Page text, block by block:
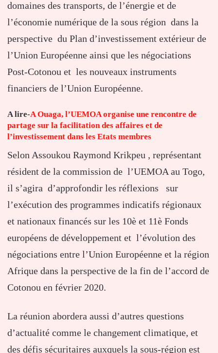
domaines des transports, de l’énergie et de
l’économie numérique de la sous région dans la
perspective du Plan d’investissement extérieur de
l’Union Européenne ainsi que les négociations
Post-Cotonou et les nouveaux instruments
financiers de l’Union Européenne.
A lire-A Ouaga, l’UEMOA organise une rencontre de
partage sur la facilitation des affaires et de
l’investissement dans les Etats membres
Selon Assoukou Raymond Krikpeu , représentant
résident de la commission de l’UEMOA au Togo,
il s’agira d’approfondir les réflexions sur
l’exécution des programmes indicatifs régionaux
et nationaux financés sur les 10è et 11è Fonds
européens de développement et l’évolution des
négociations entre l’Union Européenne et la région
Afrique dans la perspective de la fin de l’accord de
Cotonou en février 2020.
La réunion abordera aussi d’autres questions
d’actualité comme le changement climatique, et
des défis sécuritaires auxquels la sous-région est